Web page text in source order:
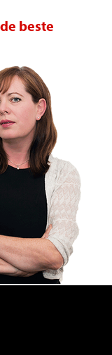
beste